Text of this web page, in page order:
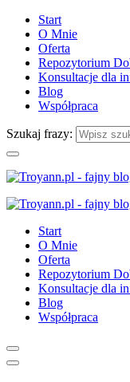
Start
O Mnie
Oferta
Repozytorium
Konsultacje dla
Blog
Współpraca
Szukaj frazy:
Start
O Mnie
Oferta
Repozytorium
Konsultacje dla
Blog
Współpraca